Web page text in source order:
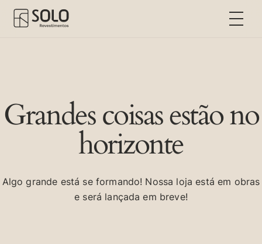
Grandes coisas estão no
horizonte
Algo grande está se formando! Nossa loja está em obras
e será lançada em breve!